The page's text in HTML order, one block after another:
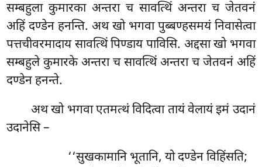
सम्बहुला कुमारका अन्तरा च सावत्थिं अन्तरा च जेतवनं
अहिं दण्डेन हनन्ति. अथ खो भगवा पुब्बण्हसमयं निवासेत्वा
पत्तचीवरमादाय सावत्थिं पिण्डाय पाविसि. अद्दसा खो भगवा
सम्बहुले कुमारके अन्तरा च सावत्थिं अन्तरा च जेतवनं अहिं
दण्डेन हनन्ते.
अथ खो भगवा एतमत्थं विदित्वा तायं वेलायं इमं उदानं
उदानेसि –
‘‘सुखकामानि भूतानि, यो दण्डेन विहिंसति;